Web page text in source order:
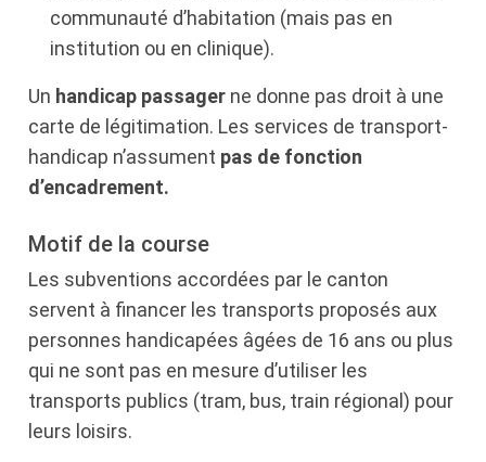
communauté d’habitation (mais pas en
institution ou en clinique).
Un handicap passager ne donne pas droit à une
carte de légitimation. Les services de transport-
handicap n’assument pas de fonction
d’encadrement.
Motif de la course
Les subventions accordées par le canton
servent à financer les transports proposés aux
personnes handicapées âgées de 16 ans ou plus
qui ne sont pas en mesure d’utiliser les
transports publics (tram, bus, train régional) pour
leurs loisirs.